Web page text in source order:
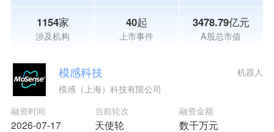
1154家
涉及机构
40起
上市事件
3478.79亿元
A股总市值
模感科技
模感（上海）科技有限公司
融资时间
2026-07-17
当前轮次
天使轮
融资金额
数千万元
机器人